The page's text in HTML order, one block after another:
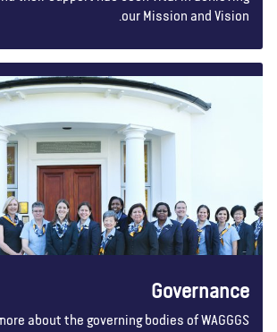
our Mission and Vision.
Governance
more about the governing bodies of WAGGGS